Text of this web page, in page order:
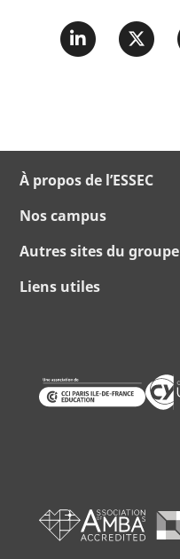
À propos de l’ESSEC
Nos campus
Autres sites du groupe
Liens utiles